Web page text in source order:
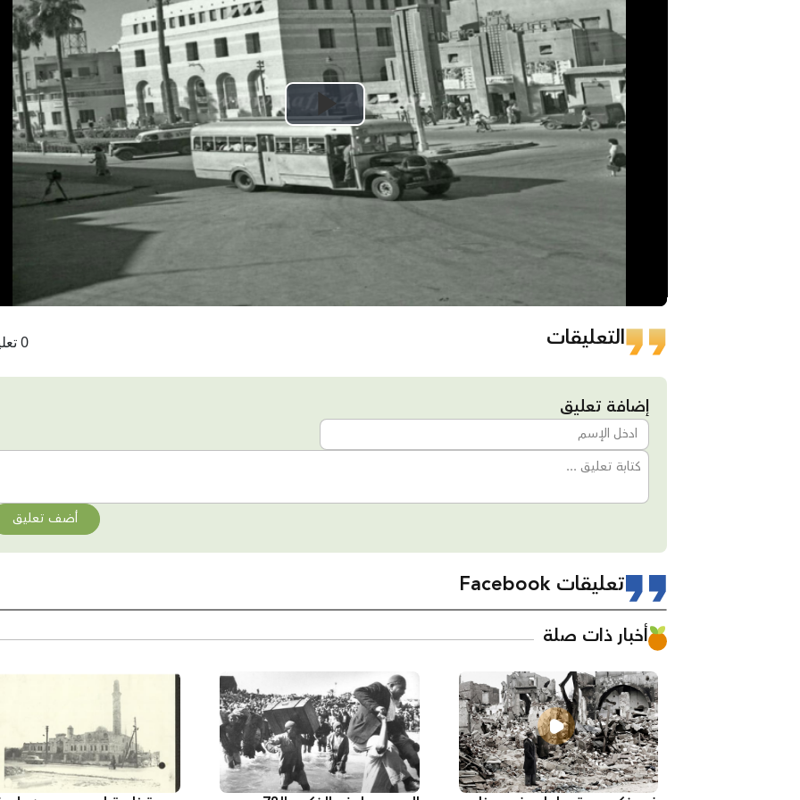
Play
Video
التعليقات 0 تعليقات
إضافة تعليق
أضف تعليق
تعليقات Facebook
أخبار ذات صلة